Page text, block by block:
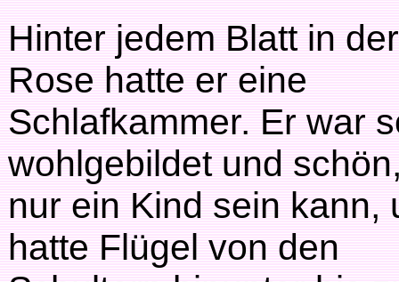
Hinter jedem Blatt in der
Rose hatte er eine
Schlafkammer. Er war
wohlgebildet und
nur ein Kind sein kann,
hatte Flügel von den